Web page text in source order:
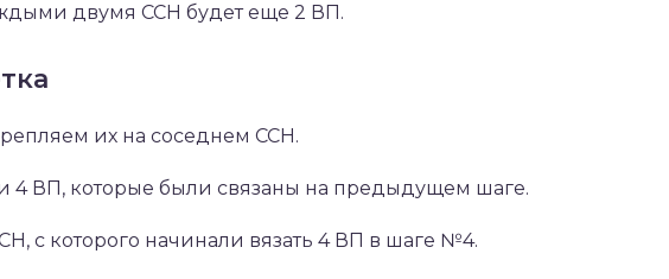
двумя ССН будет еще 2 ВП.
их на соседнем ССН.
4 ВП, которые были связаны на предыдущем шаге.
с которого начинали вязать 4 ВП в шаге №4.